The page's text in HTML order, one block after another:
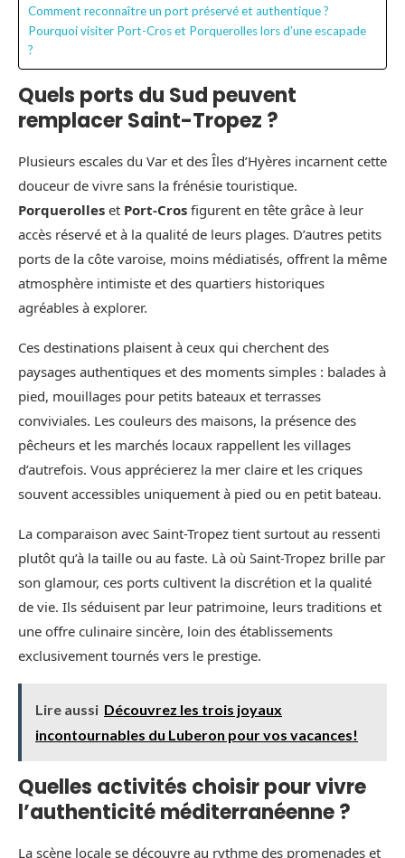
Comment reconnaître un port préservé et authentique ?
Pourquoi visiter Port-Cros et Porquerolles lors d’une escapade
?
Quels ports du Sud peuvent
remplacer Saint-Tropez ?
Plusieurs escales du Var et des Îles d’Hyères incarnent cette
douceur de vivre sans la frénésie touristique.
Porquerolles et Port-Cros figurent en tête grâce à leur
accès réservé et à la qualité de leurs plages. D’autres petits
ports de la côte varoise, moins médiatisés, offrent la même
atmosphère intimiste et des quartiers historiques
agréables à explorer.
Ces destinations plaisent à ceux qui cherchent des
paysages authentiques et des moments simples : balades à
pied, mouillages pour petits bateaux et terrasses
conviviales. Les couleurs des maisons, la présence des
pêcheurs et les marchés locaux rappellent les villages
d’autrefois. Vous apprécierez la mer claire et les criques
souvent accessibles uniquement à pied ou en petit bateau.
La comparaison avec Saint-Tropez tient surtout au ressenti
plutôt qu’à la taille ou au faste. Là où Saint-Tropez brille par
son glamour, ces ports cultivent la discrétion et la qualité
de vie. Ils séduisent par leur patrimoine, leurs traditions et
une offre culinaire sincère, loin des établissements
exclusivement tournés vers le prestige.
Lire aussi Découvrez les trois joyaux
incontournables du Luberon pour vos vacances!
Quelles activités choisir pour vivre
l’authenticité méditerranéenne ?
La scène locale se découvre au rythme des promenades et